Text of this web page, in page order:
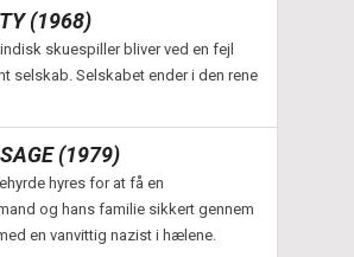
(1968)
skuespiller bliver ved en fejl
selskab. Selskabet ender i den rene
(1979)
hyres for at få en
og hans familie sikkert gennem
en vanvittig nazist i hælene.